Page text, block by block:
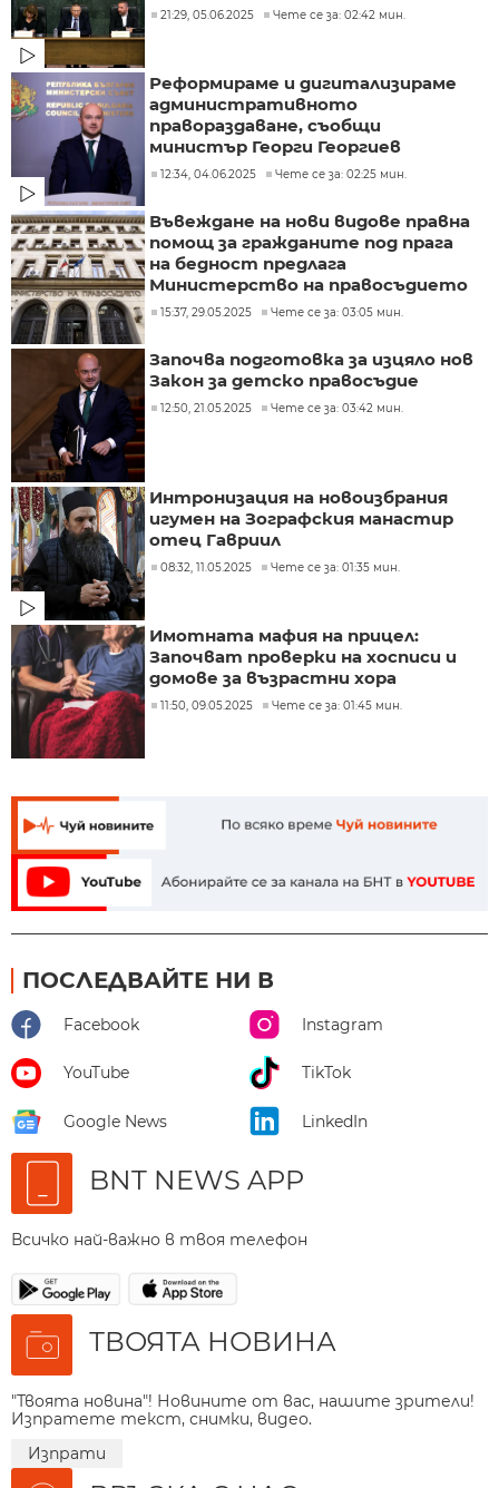
21:29, 05.06.2025 Чете се за: 02:42 мин.
Реформираме и дигитализираме
административното
правораздаване, съобщи
министър Георги Георгиев
12:34, 04.06.2025 Чете се за: 02:25 мин.
Въвеждане на нови видове правна
помощ за гражданите под прага
на бедност предлага
Министерство на правосъдието
15:37, 29.05.2025 Чете се за: 03:05 мин.
Започва подготовка за изцяло нов
Закон за детско правосъдие
12:50, 21.05.2025 Чете се за: 03:42 мин.
Интронизация на новоизбрания
игумен на Зографския манастир
отец Гавриил
08:32, 11.05.2025 Чете се за: 01:35 мин.
Имотната мафия на прицел:
Започват проверки на хосписи и
домове за възрастни хора
11:50, 09.05.2025 Чете се за: 01:45 мин.
ПОСЛЕДВАЙТЕ НИ В
Facebook Instagram
YouTube TikTok
Google News LinkedIn
BNT NEWS APP
Всичко най-важно в твоя телефон
ТВОЯТА НОВИНА
"Твоята новина"! Новините от вас, нашите зрители!
Изпратете текст, снимки, видео.
Изпрати